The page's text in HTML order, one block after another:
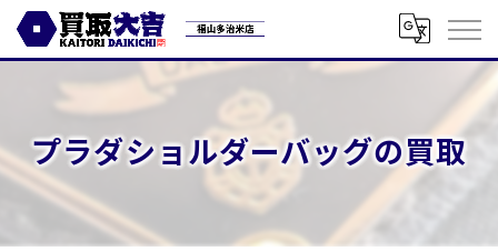
プラダショルダーバッグの買取